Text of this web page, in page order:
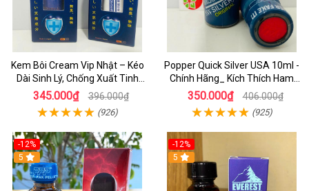
Kem Bôi Cream Vip Nhật – Kéo
Dài Sinh Lý, Chống Xuất Tinh
Sớm, Hiệu Quả Nhanh Cho Nam
345.000₫ 396.000₫
(926)
Popper Quick Silver USA 10ml -
Chính Hãng_ Kích Thích Ham
Muốn Cực Đỉnh
350.000₫ 406.000₫
(925)
-12%
5
-12%
5